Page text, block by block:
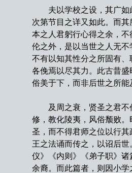
夫以学校之设，其广如
次第节目之详又如此。而
本之人君躬行心得之余，
伦之外，是以当世之人无
不有以知其性分之所固有
各俛焉以尽其力。此古昔盛
俗美于下，而非后世之所能
及周之衰，贤圣之君不
修，教化陵夷，风俗颓败。
圣，而不得君师之位以行
王之法诵而传之，以诏后
仪》《内则》《弟子职》
余裔。而此篇者，则因小学